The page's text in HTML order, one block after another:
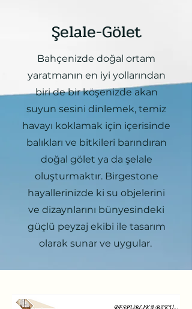
Şelale-Gölet
Bahçenizde doğal ortam
yaratmanın en iyi yollarından
biri de bir köşenizde akan
suyun sesini dinlemek, temiz
havayı koklamak için içerisinde
balıkları ve bitkileri barındıran
doğal gölet ya da şelale
oluşturmaktır. Birgestone
hayallerinizde ki su objelerini
ve dizaynlarını bünyesindeki
güçlü peyzaj ekibi ile tasarım
olarak sunar ve uygular.